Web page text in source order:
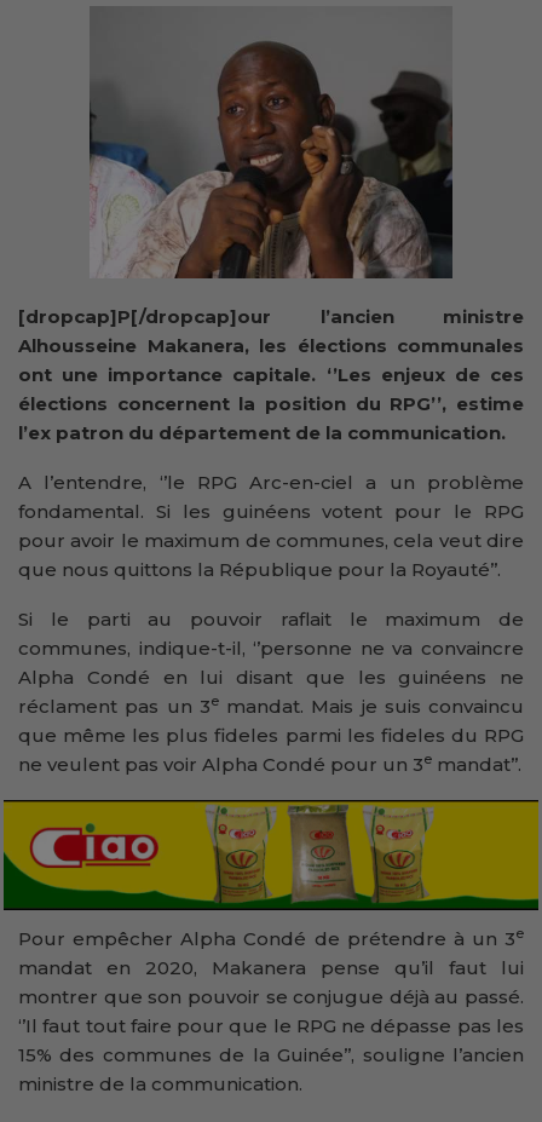
[dropcap]P[/dropcap]our l’ancien ministre
Alhousseine Makanera, les élections communales
ont une importance capitale. ‘’Les enjeux de ces
élections concernent la position du RPG’’, estime
l’ex patron du département de la communication.
A l’entendre, ‘’le RPG Arc-en-ciel a un problème
fondamental. Si les guinéens votent pour le RPG
pour avoir le maximum de communes, cela veut dire
que nous quittons la République pour la Royauté’’.
Si le parti au pouvoir raflait le maximum de
communes, indique-t-il, ‘’personne ne va convaincre
Alpha Condé en lui disant que les guinéens ne
réclament pas un 3emandat. Mais je suis convaincu
que même les plus fideles parmi les fideles du RPG
ne veulent pas voir Alpha Condé pour un 3e mandat’’.
Pour empêcher Alpha Condé de prétendre à un 3e
mandat en 2020, Makanera pense qu’il faut lui
montrer que son pouvoir se conjugue déjà au passé.
‘’Il faut tout faire pour que le RPG ne dépasse pas les
15% des communes de la Guinée’’, souligne l’ancien
ministre de la communication.